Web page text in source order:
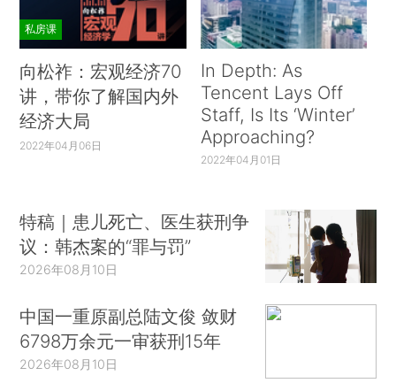
私房课
向松祚：宏观经济70
讲，带你了解国内外
经济大局
2022年04月06日
In Depth: As
Tencent Lays Off
Staff, Is Its ‘Winter’
Approaching?
2022年04月01日
特稿｜患儿死亡、医生获刑争
议：韩杰案的“罪与罚”
2026年08月10日
中国一重原副总陆文俊 敛财
6798万余元一审获刑15年
2026年08月10日